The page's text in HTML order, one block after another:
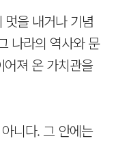
을 내거나 기념
나라의 역사와 문
져 온 가치관을
니다. 그 안에는